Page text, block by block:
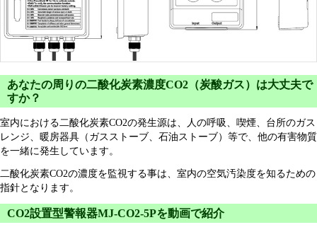
あなたの周りの二酸化炭素濃度CO2（炭酸ガス）は大丈夫で
すか？
室内における二酸化炭素CO2の発生源は、人の呼吸、喫煙、台所のガス
レンジ、暖房器具（ガスストーブ、石油ストーブ）等で、他の有害物質
を一緒に発生しています。
二酸化炭素CO2の濃度を監視する事は、室内の空気汚染度を知るための
指針となります。
CO2設置型警報器MJ-CO2-5Pを動画で紹介